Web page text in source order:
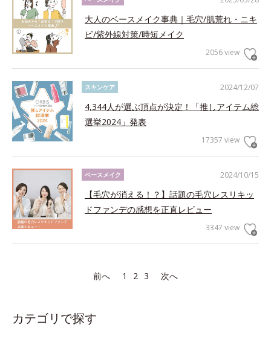
大人のベースメイク事典｜毛穴/肌荒れ・ニキ
ビ/紫外線対策/時短メイク
2056 view
2024/12/07
スキンケア
4,344人が選ぶ頂点が決定！「推しアイテム総
選挙2024」発表
17357 view
2024/10/15
ベースメイク
【毛穴が消える！？】話題の毛穴レスリキッ
ドファンデの感想を正直レビュー
3347 view
前へ 1 2 3 次へ
カテゴリで探す